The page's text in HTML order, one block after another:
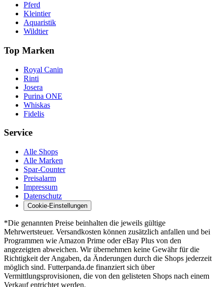
Pferd
Kleintier
Aquaristik
Wildtier
Top Marken
Royal Canin
Rinti
Josera
Purina ONE
Whiskas
Fidelis
Service
Alle Shops
Alle Marken
Spar-Counter
Preisalarm
Impressum
Datenschutz
Cookie-Einstellungen
*Die genannten Preise beinhalten die jeweils gültige
Mehrwertsteuer. Versandkosten können zusätzlich anfallen und bei
Programmen wie Amazon Prime oder eBay Plus von den
angezeigten abweichen. Wir übernehmen keine Gewähr für die
Richtigkeit der Angaben, da Änderungen durch die Shops jederzeit
möglich sind. Futterpanda.de finanziert sich über
Vermittlungsprovisionen, die von den gelisteten Shops nach einem
Verkauf entrichtet werden.